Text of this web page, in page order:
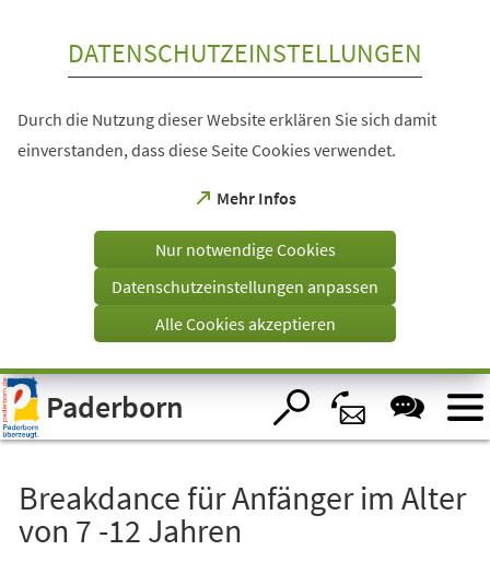
Visuelle
Assistenzsoftware
öffnen.
DATENSCHUTZEINSTELLUNGEN
Durch die Nutzung dieser Website erklären Sie sich damit
einverstanden, dass diese Seite Cookies verwendet.
Mehr Infos
(Öffnet
einem
Tab)
Nur notwendige Cookies
Datenschutzeinstellungen anpassen
Alle Cookies akzeptieren
Paderborn
Breakdance für Anfänger im Alter
von 7 -12 Jahren